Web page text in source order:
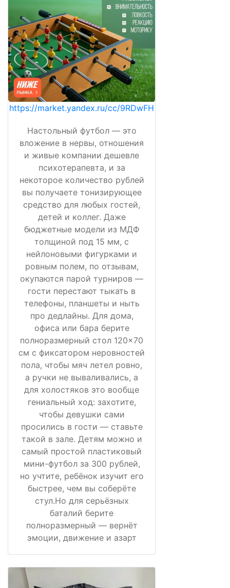
https://market.yandex.ru/cc/9RDwFH
Настольный футбол — это
вложение в нервы, отношения
и живые компании дешевле
психотерапевта, и за
некоторое количество рублей
вы получаете тонизирующее
средство для любых гостей,
детей и коллег. Даже
бюджетные модели из МДФ
толщиной под 15 мм, с
нейлоновыми фигурками и
ровным полем, по отзывам,
окупаются парой турниров —
гости перестают тыкать в
телефоны, планшеты и ныть
про дедлайны. Для дома,
офиса или бара берите
полноразмерный стол 120×70
см с фиксатором неровностей
пола, чтобы мяч летел ровно,
а ручки не вываливались, а
для холостяков это вообще
гениальный ход: захотите,
чтобы девушки сами
просились в гости — ставьте
такой в зале. Детям можно и
самый простой пластиковый
мини-футбол за 300 рублей,
но учтите, ребёнок изучит его
быстрее, чем вы соберёте
стул.Но для серьёзных
баталий берите
полноразмерный — вернёт
эмоции, движение и азарт